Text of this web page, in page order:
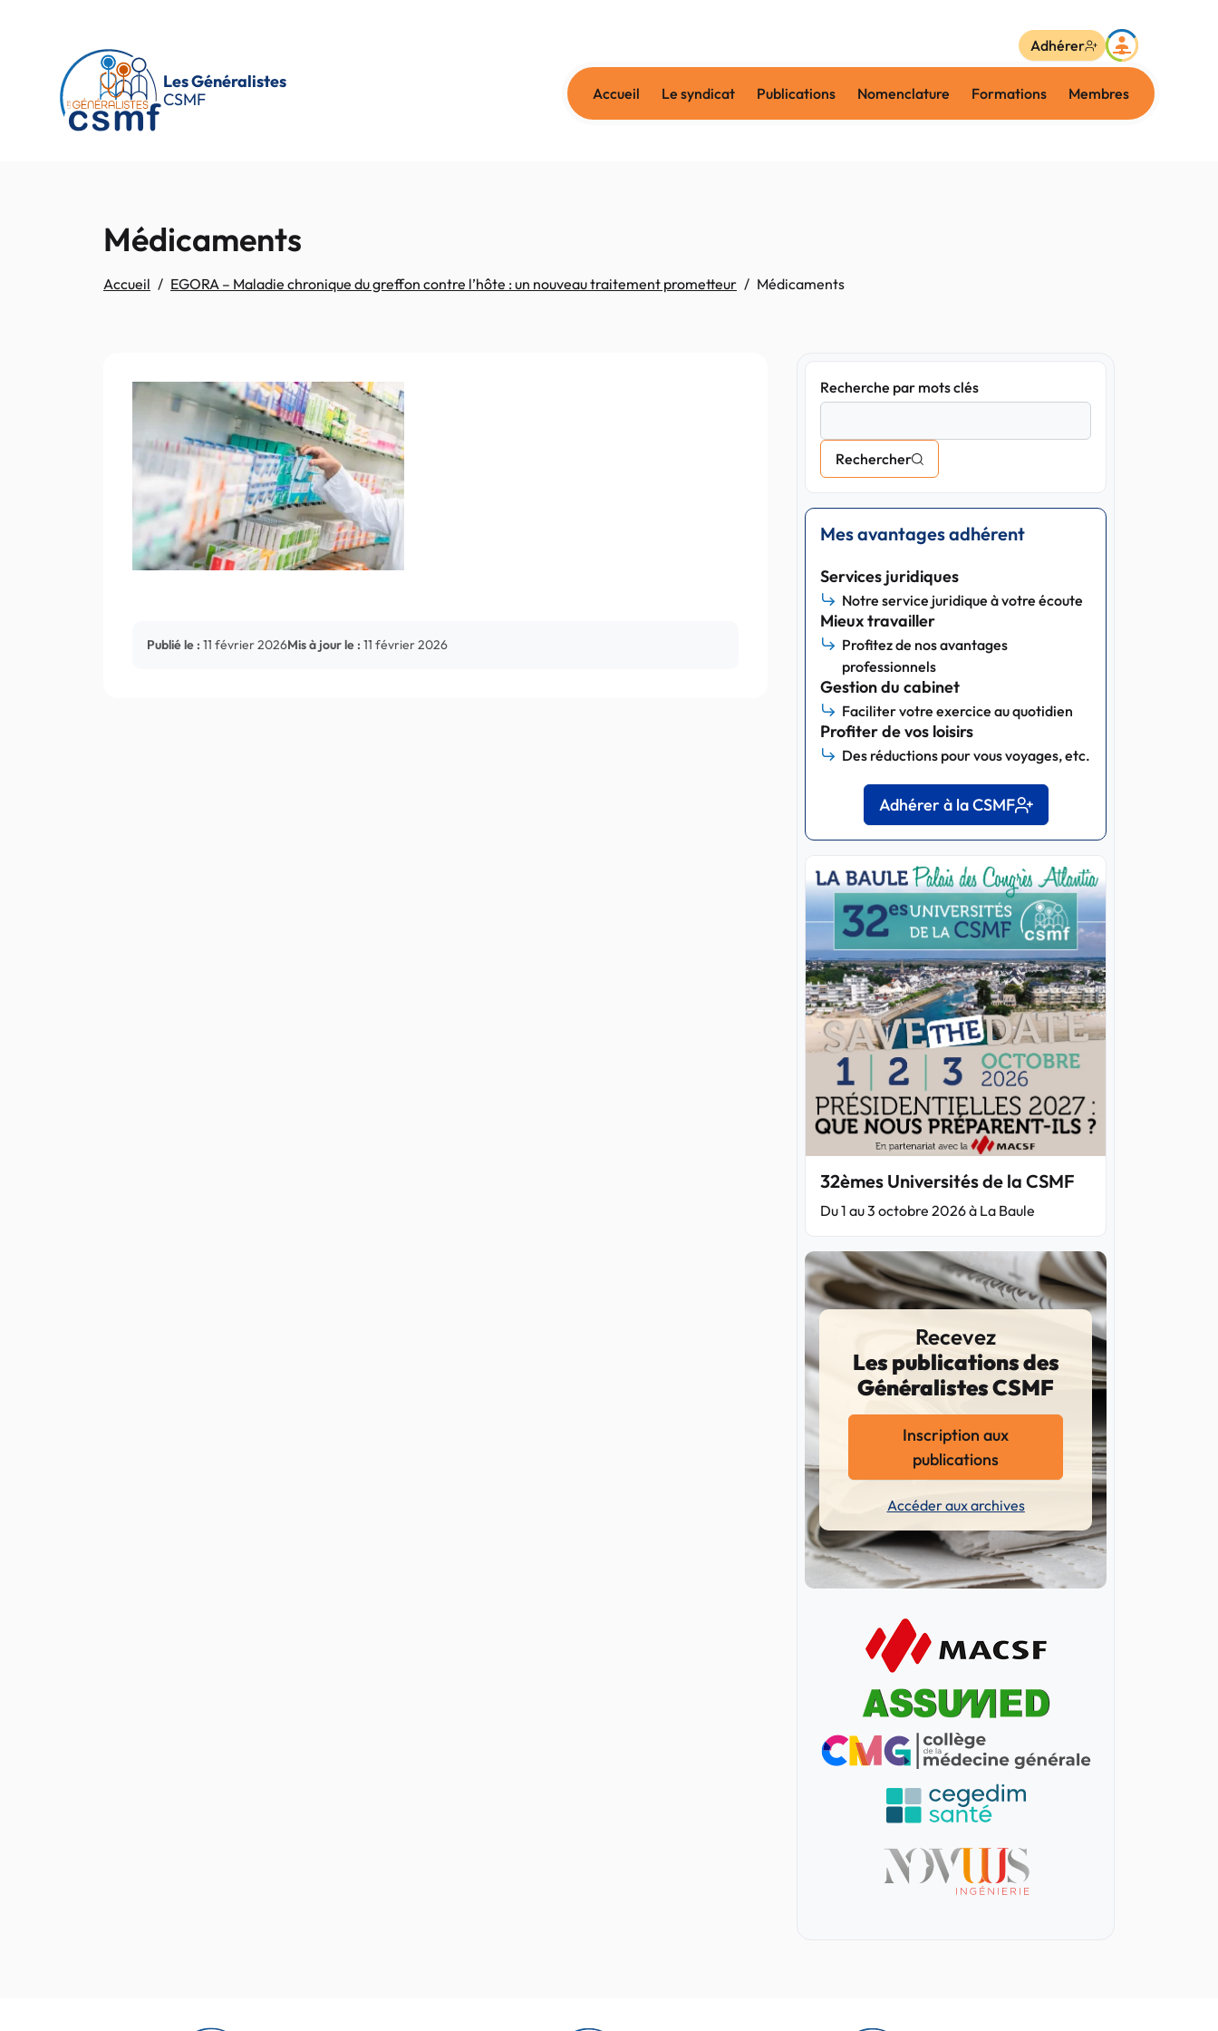
Les Généralistes
CSMF
Accueil Le syndicat Publications Nomenclature Formations Membres
Adhérer
Médicaments
Accueil EGORA – Maladie chronique du greffon contre l’hôte : un nouveau traitement prometteur Médicaments
Publié le : 11 février 2026Mis à jour le : 11 février 2026
Recherche par mots clés
Rechercher
Mes avantages adhérent
Services juridiques
Notre service juridique à votre écoute
Mieux travailler
Profitez de nos avantages
professionnels
Gestion du cabinet
Faciliter votre exercice au quotidien
Profiter de vos loisirs
Des réductions pour vous voyages, etc.
Adhérer à la CSMF
32èmes Universités de la CSMF
Du 1 au 3 octobre 2026 à La Baule
Recevez
Les publications des
Généralistes CSMF
Inscription aux
publications
Accéder aux archives